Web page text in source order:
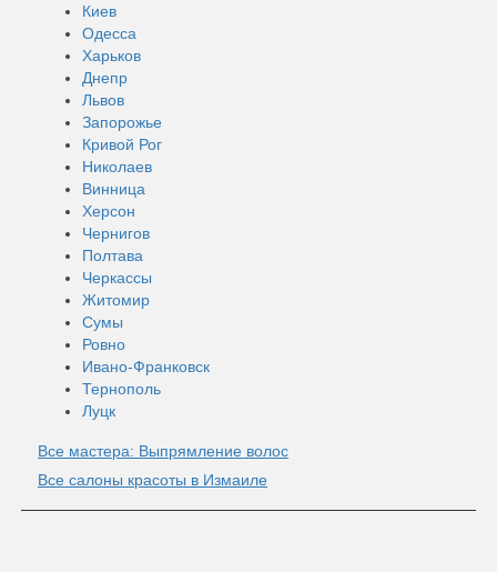
Киев
Одесса
Харьков
Днепр
Львов
Запорожье
Кривой Рог
Николаев
Винница
Херсон
Чернигов
Полтава
Черкассы
Житомир
Сумы
Ровно
Ивано-Франковск
Тернополь
Луцк
Все мастера: Выпрямление волос
Все салоны красоты в Измаиле